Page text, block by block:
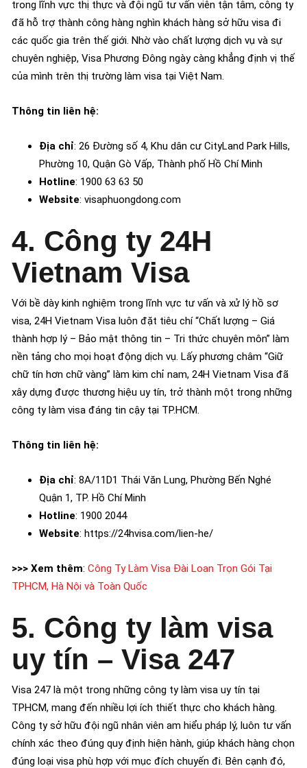
trong lĩnh vực thị thực và đội ngũ tư vấn viên tận tâm, công ty
đã hỗ trợ thành công hàng nghìn khách hàng sở hữu visa đi
các quốc gia trên thế giới. Nhờ vào chất lượng dịch vụ và sự
chuyên nghiệp, Visa Phương Đông ngày càng khẳng định vị thế
của mình trên thị trường làm visa tại Việt Nam.
Thông tin liên hệ:
Địa chỉ: 26 Đường số 4, Khu dân cư CityLand Park Hills,
Phường 10, Quận Gò Vấp, Thành phố Hồ Chí Minh
Hotline: 1900 63 63 50
Website: visaphuongdong.com
4. Công ty 24H
Vietnam Visa
Với bề dày kinh nghiệm trong lĩnh vực tư vấn và xử lý hồ sơ
visa, 24H Vietnam Visa luôn đặt tiêu chí “Chất lượng – Giá
thành hợp lý – Bảo mật thông tin – Tri thức chuyên môn” làm
nền tảng cho mọi hoạt động dịch vụ. Lấy phương châm “Giữ
chữ tín hơn chữ vàng” làm kim chỉ nam, 24H Vietnam Visa đã
xây dựng được thương hiệu uy tín, trở thành một trong những
công ty làm visa đáng tin cậy tại TP.HCM.
Thông tin liên hệ:
Địa chỉ: 8A/11D1 Thái Văn Lung, Phường Bến Nghé
Quận 1, TP. Hồ Chí Minh
Hotline: 1900 2044
Website: https://24hvisa.com/lien-he/
>>> Xem thêm: Công Ty Làm Visa Đài Loan Trọn Gói Tại
TPHCM, Hà Nội và Toàn Quốc
5. Công ty làm visa
uy tín – Visa 247
Visa 247 là một trong những công ty làm visa uy tín tại
TPHCM, mang đến nhiều lợi ích thiết thực cho khách hàng.
Công ty sở hữu đội ngũ nhân viên am hiểu pháp lý, luôn tư vấn
chính xác theo đúng quy định hiện hành, giúp khách hàng chọn
đúng loại visa phù hợp với mục đích chuyến đi. Bên cạnh đó,